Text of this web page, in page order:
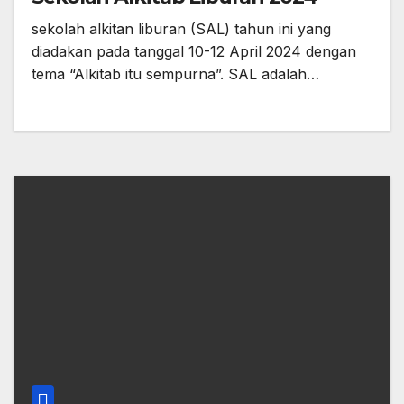
sekolah alkitan liburan (SAL) tahun ini yang
diadakan pada tanggal 10-12 April 2024 dengan
tema “Alkitab itu sempurna”. SAL adalah…